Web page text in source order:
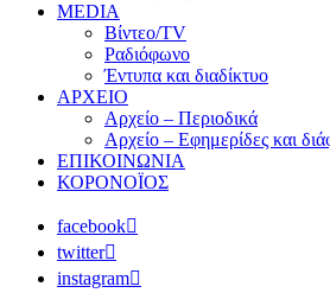
MEDIA
Βίντεο/TV
Ραδιόφωνο
Έντυπα και διαδίκτυο
ΑΡΧΕΙΟ
Αρχείο – Περιοδικά
Αρχείο – Εφημερίδες και
ΕΠΙΚΟΙΝΩΝΙΑ
ΚΟΡΟΝΟΪΟΣ
facebook
twitter
instagram